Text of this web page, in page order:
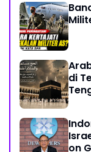
di
on